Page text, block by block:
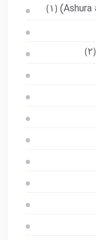
(۱)
(۲)